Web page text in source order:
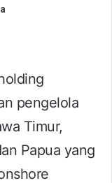
pengelola
Timur,
Papua yang